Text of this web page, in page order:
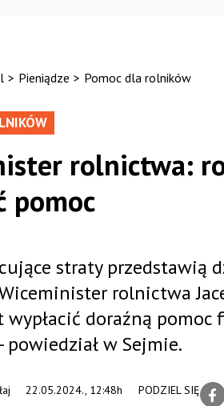
> Pieniądze > Pomoc dla rolników
rolnictwa:
pomoc
22.05.2024., 12:48h PODZIEL SIĘ
straty przedstawią
rolnictwa
doraźną pomoc
powiedział w Sejmie.